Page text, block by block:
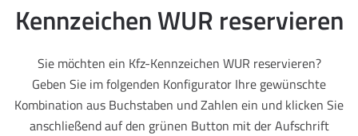
Kennzeichen WUR reservieren
Sie möchten ein Kfz-Kennzeichen WUR reservieren?
Geben Sie im folgenden Konfigurator Ihre gewünschte
Kombination aus Buchstaben und Zahlen ein und klicken Sie
anschließend auf den grünen Button mit der Aufschrift